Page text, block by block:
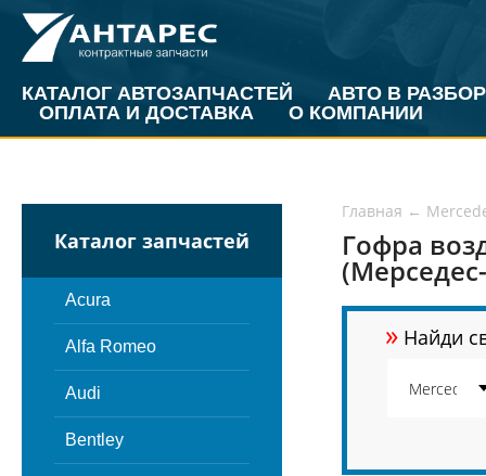
КАТАЛОГ АВТОЗАПЧАСТЕЙ
АВТО В РАЗБОР
ОПЛАТА И ДОСТАВКА
О КОМПАНИИ
Каталог запчастей
Acura
Alfa Romeo
Audi
Bentley
Главная ←
Гофра
» Найди